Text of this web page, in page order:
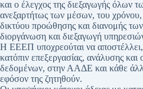
και ο έλεγχος της διεξαγωγής όλων
ανεξαρτήτως των μέσων, του
δικτύου προώθησης και διανομής
διοργάνωση και διεξαγωγή
Η ΕΕΕΠ υποχρεούται να αποστέλλει,
κατόπιν επεξεργασίας, ανάλυσης και
δεδομένων, στην ΑΑΔΕ και κάθε
εφόσον της ζητηθούν.